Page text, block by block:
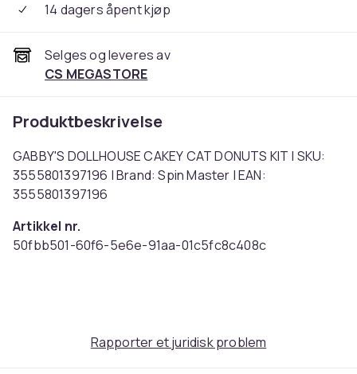
14 dagers åpent kjøp
Selges og leveres av
CS MEGASTORE
Produktbeskrivelse
GABBY'S DOLLHOUSE CAKEY CAT DONUTS KIT | SKU:
3555801397196 | Brand: Spin Master | EAN:
3555801397196
Artikkel nr.
50fbb501-60f6-5e6e-91aa-01c5fc8c408c
Rapporter et juridisk problem